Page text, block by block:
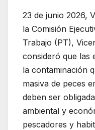
23 de junio 2026,
la Comisión
Trabajo (PT),
consideró que las
la contaminación
masiva de peces
deben ser
ambiental y
pescadores y